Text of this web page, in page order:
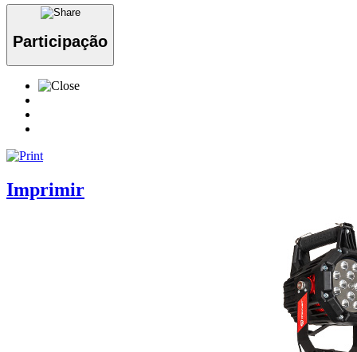
Participação
Imprimir